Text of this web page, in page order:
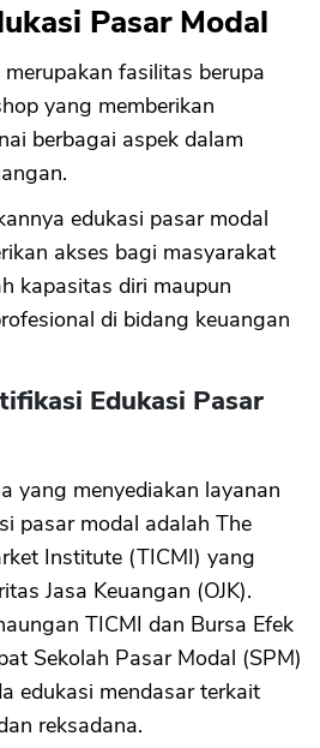
Pasar Modal
fasilitas berupa
yang memberikan
berbagai aspek dalam
edukasi pasar modal
akses bagi masyarakat
kapasitas diri maupun
di bidang keuangan
Edukasi Pasar
yang menyediakan layanan
pasar modal adalah The
Institute (TICMI) yang
Jasa Keuangan (OJK).
TICMI dan Bursa Efek
Sekolah Pasar Modal (SPM)
edukasi mendasar terkait
reksadana.